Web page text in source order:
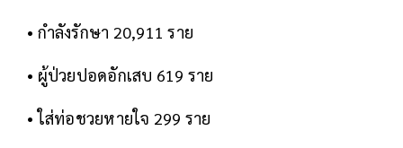
• กำลังรักษา 20,911 ราย
• ผู้ป่วยปอดอักเสบ 619 ราย
• ใส่ท่อชวยหายใจ 299 ราย